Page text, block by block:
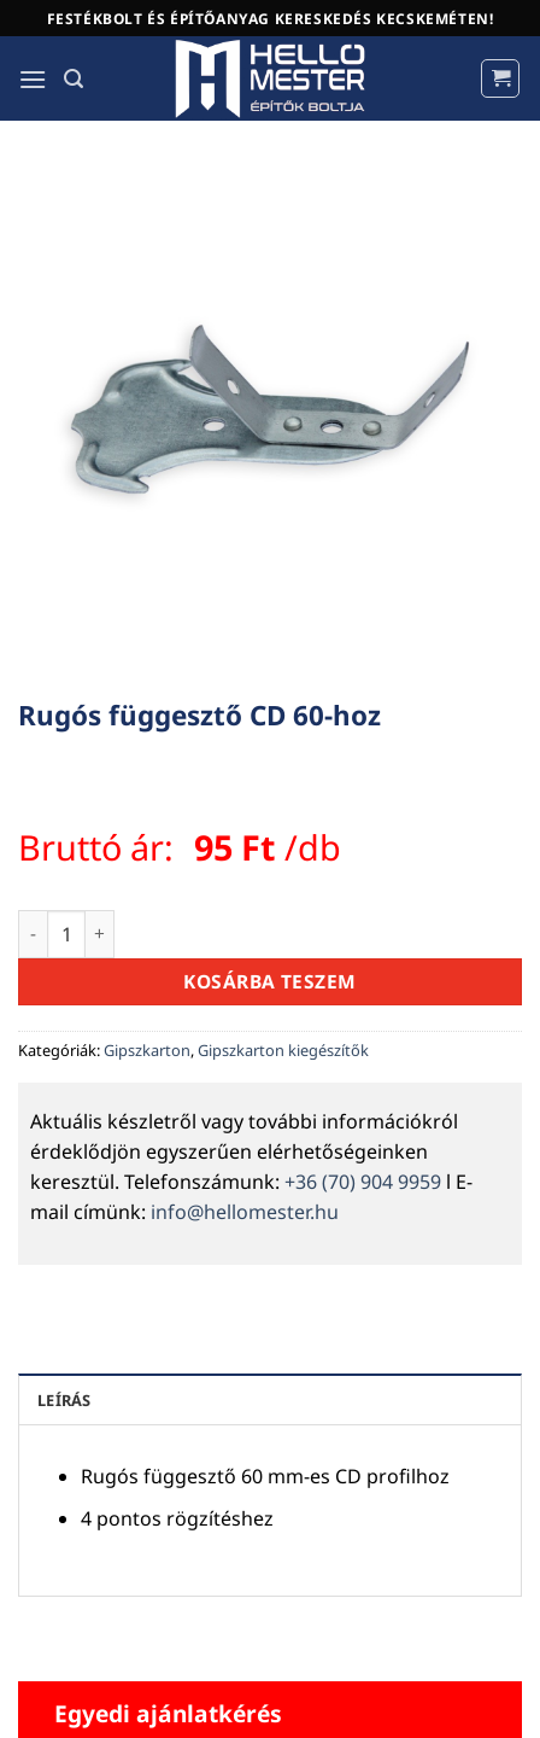
to
content
FESTÉKBOLT ÉS ÉPÍTŐANYAG KERESKEDÉS KECSKEMÉTEN!
Rugós függesztő CD 60-hoz
Bruttó ár: 95 Ft /db
Rugós függesztő CD 60-hoz mennyiség
KOSÁRBA TESZEM
Kategóriák:Gipszkarton,Gipszkarton kiegészítők
Aktuális készletről vagy további információkról
érdeklődjön egyszerűen elérhetőségeinken
keresztül. Telefonszámunk: +36 (70) 904 9959 l E-
mail címünk: info@hellomester.hu
LEÍRÁS
Rugós függesztő 60 mm-es CD profilhoz
4 pontos rögzítéshez
Egyedi ajánlatkérés